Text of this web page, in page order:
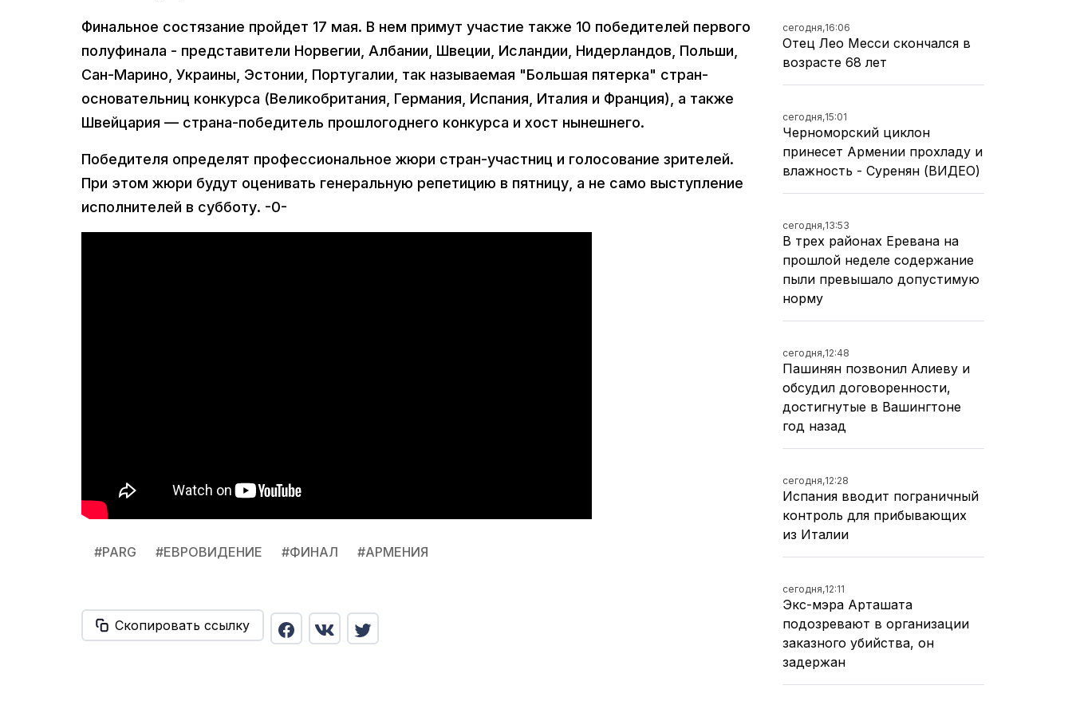
Финальное состязание пройдет 17 мая. В нем примут участие также 10 победителей первого
полуфинала - представители Норвегии, Албании, Швеции, Исландии, Нидерландов, Польши,
Сан-Марино, Украины, Эстонии, Португалии, так называемая "Большая пятерка" стран-
основательниц конкурса (Великобритания, Германия, Испания, Италия и Франция), а также
Швейцария — страна-победитель прошлогоднего конкурса и хост нынешнего.
Победителя определят профессиональное жюри стран-участниц и голосование зрителей.
При этом жюри будут оценивать генеральную репетицию в пятницу, а не само выступление
исполнителей в субботу. -0-
#PARG #ЕВРОВИДЕНИЕ #ФИНАЛ #АРМЕНИЯ
Скопировать ссылку
сегодня,16:06
Отец Лео Месси скончался в
возрасте 68 лет
сегодня,15:01
Черноморский циклон
принесет Армении прохладу и
влажность - Суренян (ВИДЕО)
сегодня,13:53
В трех районах Еревана на
прошлой неделе содержание
пыли превышало допустимую
норму
сегодня,12:48
Пашинян позвонил Алиеву и
обсудил договоренности,
достигнутые в Вашингтоне
год назад
сегодня,12:28
Испания вводит пограничный
контроль для прибывающих
из Италии
сегодня,12:11
Экс-мэра Арташата
подозревают в организации
заказного убийства, он
задержан